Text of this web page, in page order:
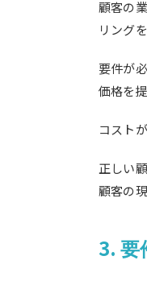
顧客の
リング
要件が
価格を
コスト
正しい
顧客の
3. 要